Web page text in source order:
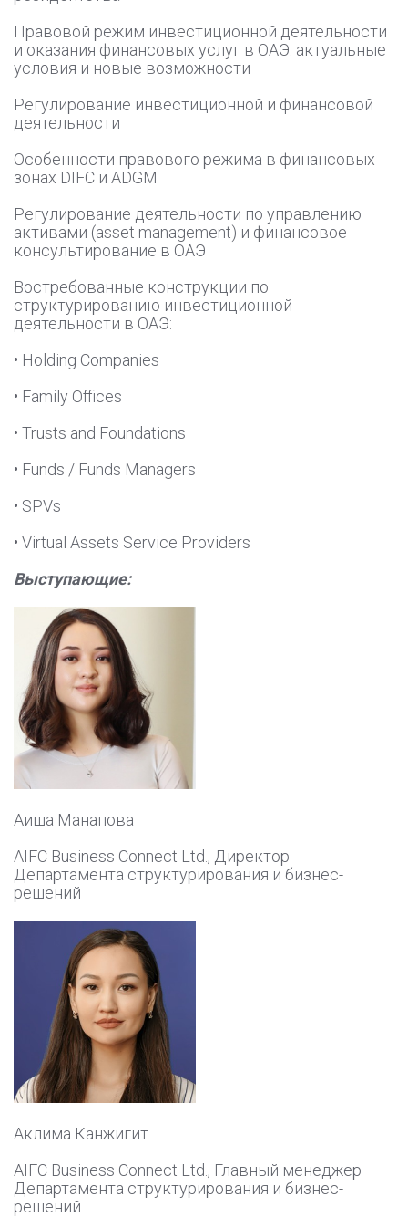
Правовой режим инвестиционной деятельности
и оказания финансовых услуг в ОАЭ: актуальные
условия и новые возможности
Регулирование инвестиционной и финансовой
деятельности
Особенности правового режима в финансовых
зонах DIFC и ADGM
Регулирование деятельности по управлению
активами (asset management) и финансовое
консультирование в ОАЭ
Востребованные конструкции по
структурированию инвестиционной
деятельности в ОАЭ:
• Holding Companies
• Family Offices
• Trusts and Foundations
• Funds / Funds Managers
• SPVs
• Virtual Assets Service Providers
Выступающие:
Аиша Манапова
AIFC Business Connect Ltd., Директор
Департамента структурирования и бизнес-
решений
Аклима Канжигит
AIFC Business Connect Ltd., Главный менеджер
Департамента структурирования и бизнес-
решений